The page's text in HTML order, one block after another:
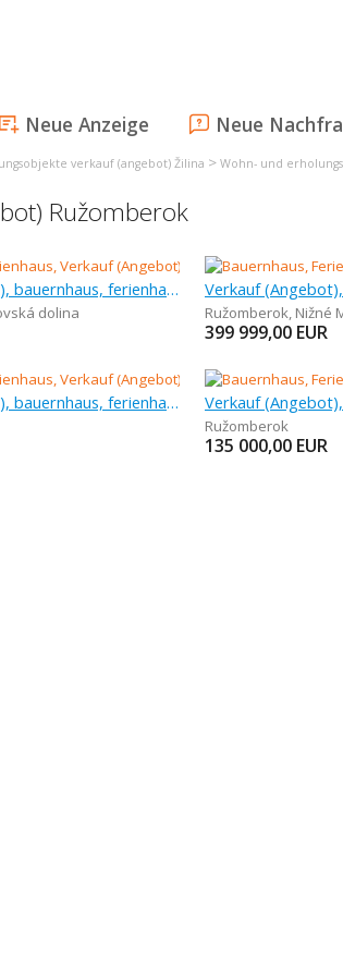
Neue Anzeige Neue
verkauf (angebot) Žilina > Wohn- und
Ružomberok
Verkauf (Angebot), bauernhaus, ferienhaus, 201 m
dolina Ružomberok, Nižné
399 999,00 EUR
Verkauf (Angebot), bauernhaus, ferienhaus, 647 m
Ružomberok
135 000,00 EUR